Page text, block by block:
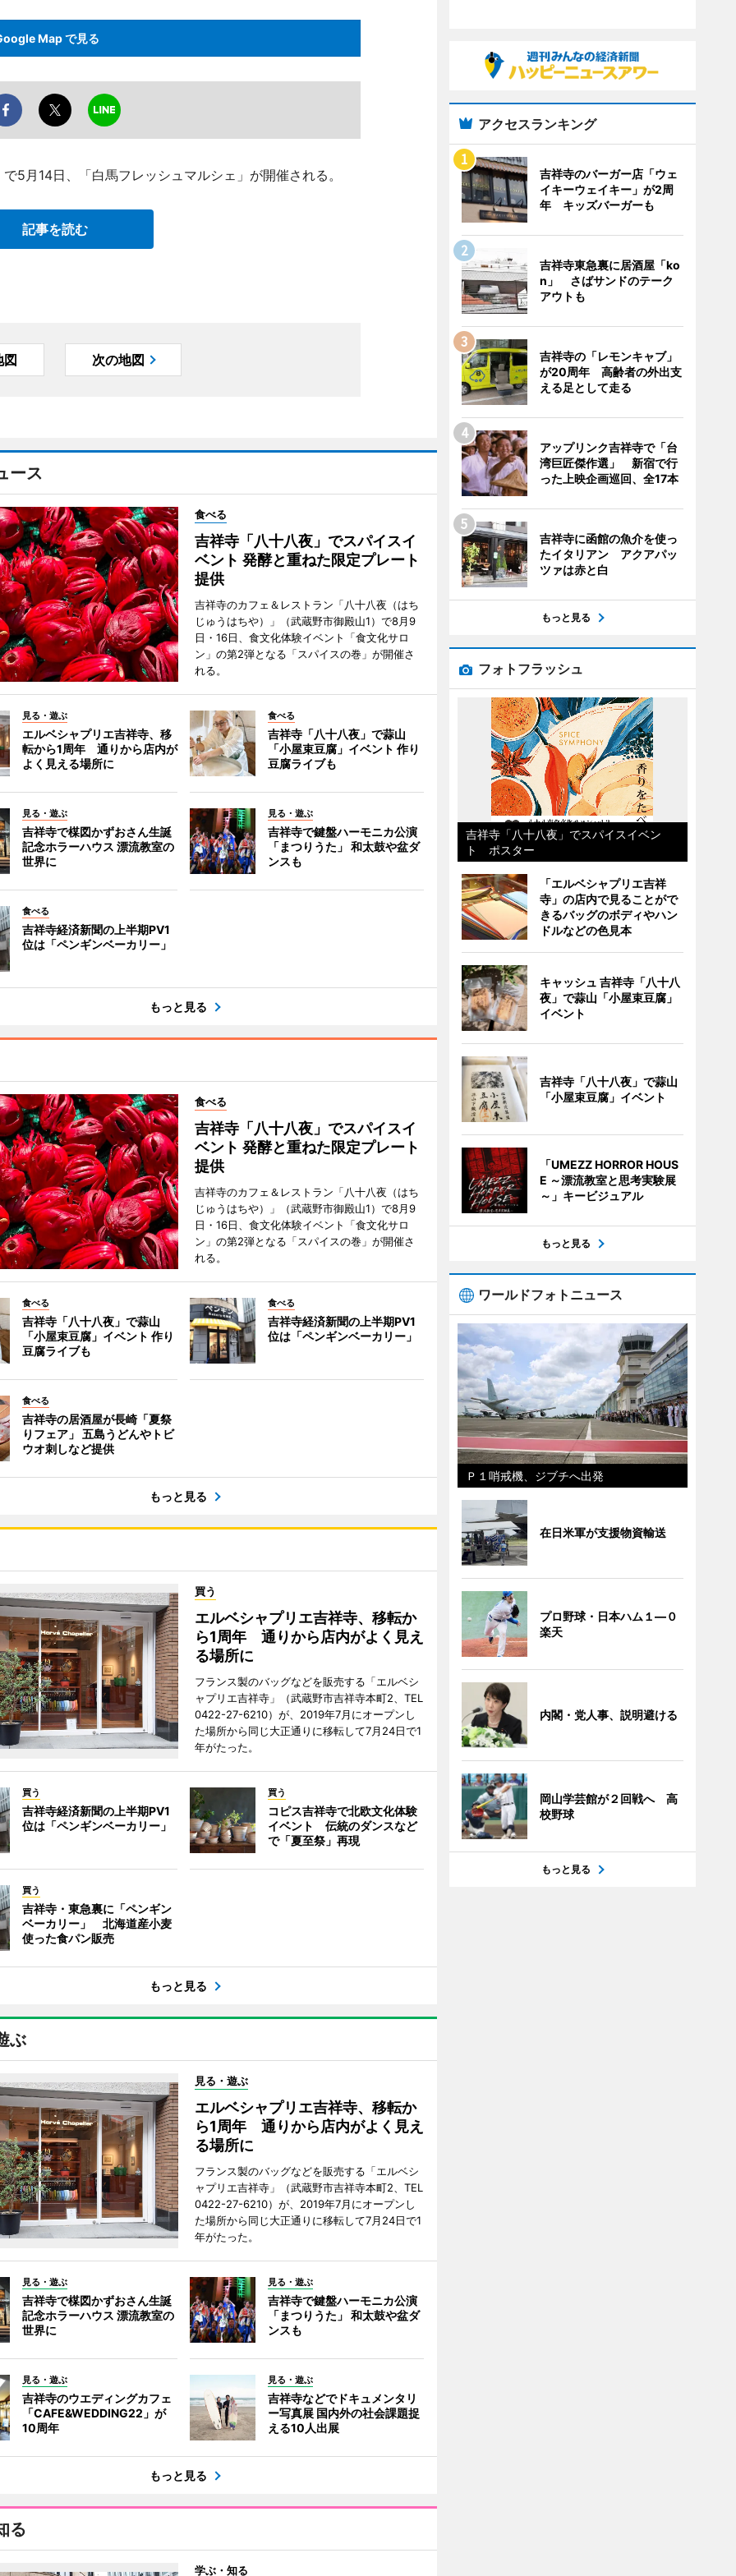
Map で見る
5月14日、「白馬フレッシュマルシェ」が開催される。
記事を読む
図 次の地図
ース
食べる
吉祥寺「八十八夜」でスパイスイ
ベント 発酵と重ねた限定プレート
提供
吉祥寺のカフェ＆レストラン「八十八夜（はち
じゅうはちや）」（武蔵野市御殿山1）で8月9
日・16日、食文化体験イベント「食文化サロ
ン」の第2弾となる「スパイスの巻」が開催さ
れる。
見る・遊ぶ
エルベシャプリエ吉祥寺、移
転から1周年 通りから店内が
よく見える場所に
食べる
吉祥寺「八十八夜」で蒜山
「小屋束豆腐」イベント 作り
豆腐ライブも
見る・遊ぶ
吉祥寺で楳図かずおさん生誕
記念ホラーハウス 漂流教室の
世界に
見る・遊ぶ
吉祥寺で鍵盤ハーモニカ公演
「まつりうた」 和太鼓や盆ダ
ンスも
食べる
吉祥寺経済新聞の上半期PV1
位は「ペンギンベーカリー」
もっと見る
食べる
吉祥寺「八十八夜」でスパイスイ
ベント 発酵と重ねた限定プレート
提供
吉祥寺のカフェ＆レストラン「八十八夜（はち
じゅうはちや）」（武蔵野市御殿山1）で8月9
日・16日、食文化体験イベント「食文化サロ
ン」の第2弾となる「スパイスの巻」が開催さ
れる。
食べる
吉祥寺「八十八夜」で蒜山
「小屋束豆腐」イベント 作り
豆腐ライブも
食べる
吉祥寺経済新聞の上半期PV1
位は「ペンギンベーカリー」
食べる
吉祥寺の居酒屋が長崎「夏祭
りフェア」 五島うどんやトビ
ウオ刺しなど提供
もっと見る
買う
エルベシャプリエ吉祥寺、移転か
ら1周年 通りから店内がよく見え
る場所に
フランス製のバッグなどを販売する「エルベシ
ャプリエ吉祥寺」（武蔵野市吉祥寺本町2、TEL
0422-27-6210）が、2019年7月にオープンし
た場所から同じ大正通りに移転して7月24日で1
年がたった。
買う
吉祥寺経済新聞の上半期PV1
位は「ペンギンベーカリー」
買う
コピス吉祥寺で北欧文化体験
イベント 伝統のダンスなど
で「夏至祭」再現
買う
吉祥寺・東急裏に「ペンギン
ベーカリー」 北海道産小麦
使った食パン販売
もっと見る
ぶ
見る・遊ぶ
エルベシャプリエ吉祥寺、移転か
ら1周年 通りから店内がよく見え
る場所に
フランス製のバッグなどを販売する「エルベシ
ャプリエ吉祥寺」（武蔵野市吉祥寺本町2、TEL
0422-27-6210）が、2019年7月にオープンし
た場所から同じ大正通りに移転して7月24日で1
年がたった。
見る・遊ぶ
吉祥寺で楳図かずおさん生誕
記念ホラーハウス 漂流教室の
世界に
見る・遊ぶ
吉祥寺で鍵盤ハーモニカ公演
「まつりうた」 和太鼓や盆ダ
ンスも
見る・遊ぶ
吉祥寺のウエディングカフェ
「CAFE&WEDDING22」が
10周年
見る・遊ぶ
吉祥寺などでドキュメンタリ
ー写真展 国内外の社会課題捉
える10人出展
もっと見る
る
学ぶ・知る
アクセスランキング
吉祥寺のバーガー店「ウェ
イキーウェイキー」が2周
年 キッズバーガーも
吉祥寺東急裏に居酒屋「ko
n」 さばサンドのテーク
アウトも
吉祥寺の「レモンキャブ」
が20周年 高齢者の外出支
える足として走る
アップリンク吉祥寺で「台
湾巨匠傑作選」 新宿で行
った上映企画巡回、全17本
吉祥寺に函館の魚介を使っ
たイタリアン アクアパッ
ツァは赤と白
もっと見る
フォトフラッシュ
吉祥寺「八十八夜」でスパイスイベン
ト ポスター
「エルベシャプリエ吉祥
寺」の店内で見ることがで
きるバッグのボディやハン
ドルなどの色見本
キャッシュ 吉祥寺「八十八
夜」で蒜山「小屋束豆腐」
イベント
吉祥寺「八十八夜」で蒜山
「小屋束豆腐」イベント
「UMEZZ HORROR HOUS
E ～漂流教室と思考実験展
～」キービジュアル
もっと見る
ワールドフォトニュース
Ｐ１哨戒機、ジブチへ出発
在日米軍が支援物資輸送
プロ野球・日本ハム１―０
楽天
内閣・党人事、説明避ける
岡山学芸館が２回戦へ 高
校野球
もっと見る